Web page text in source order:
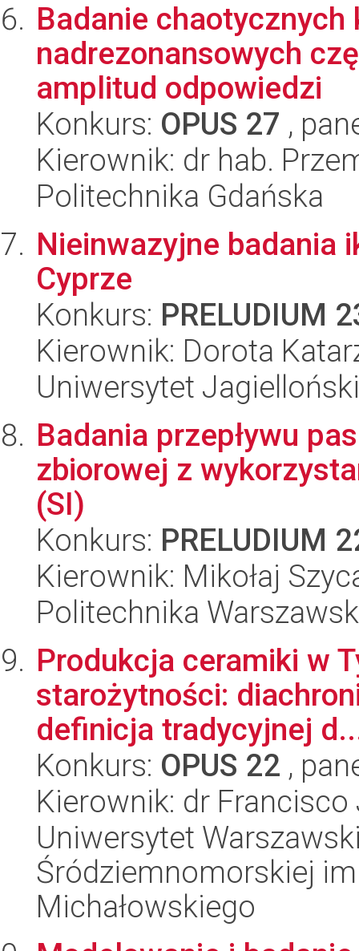
Badanie chaotycznych
nadrezonansowych
amplitud odpowiedzi
Konkurs: OPUS 27 ,
Kierownik: dr hab.
Politechnika Gdańska
Nieinwazyjne badania
Cyprze
Konkurs: PRELUDIUM
Kierownik: Dorota
Uniwersytet Jagielloński
Badania przepływu
zbiorowej z
(SI)
Konkurs: PRELUDIUM
Kierownik: Mikołaj
Politechnika
Produkcja ceramiki w
starożytności:
definicja tradycyjnej
Konkurs: OPUS 22 ,
Kierownik: dr
Uniwersytet
Śródziemnomorskiej
Michałowskiego